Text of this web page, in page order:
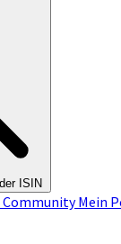
ISIN
CommunityMein